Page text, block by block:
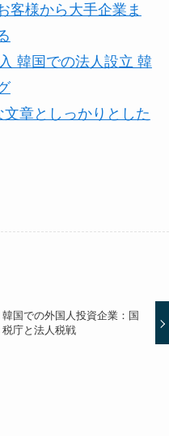
客様から大手企業ま
韓国での法人設立 韓
文章としっかりとした
韓国での外国人投資企業：国
税庁と法人税戦